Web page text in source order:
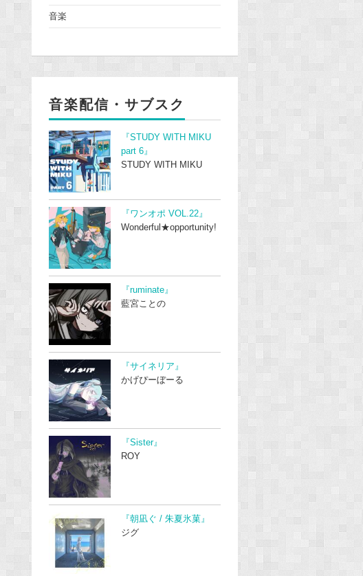
音楽
音楽配信・サブスク
『STUDY WITH MIKU
part 6』
STUDY WITH MIKU
『ワンオポ VOL.22』
Wonderful★opportunity!
『ruminate』
藍宮ことの
『サイネリア』
かげぴーぼーる
『Sister』
ROY
『朝凪ぐ / 朱夏氷菓』
ジグ